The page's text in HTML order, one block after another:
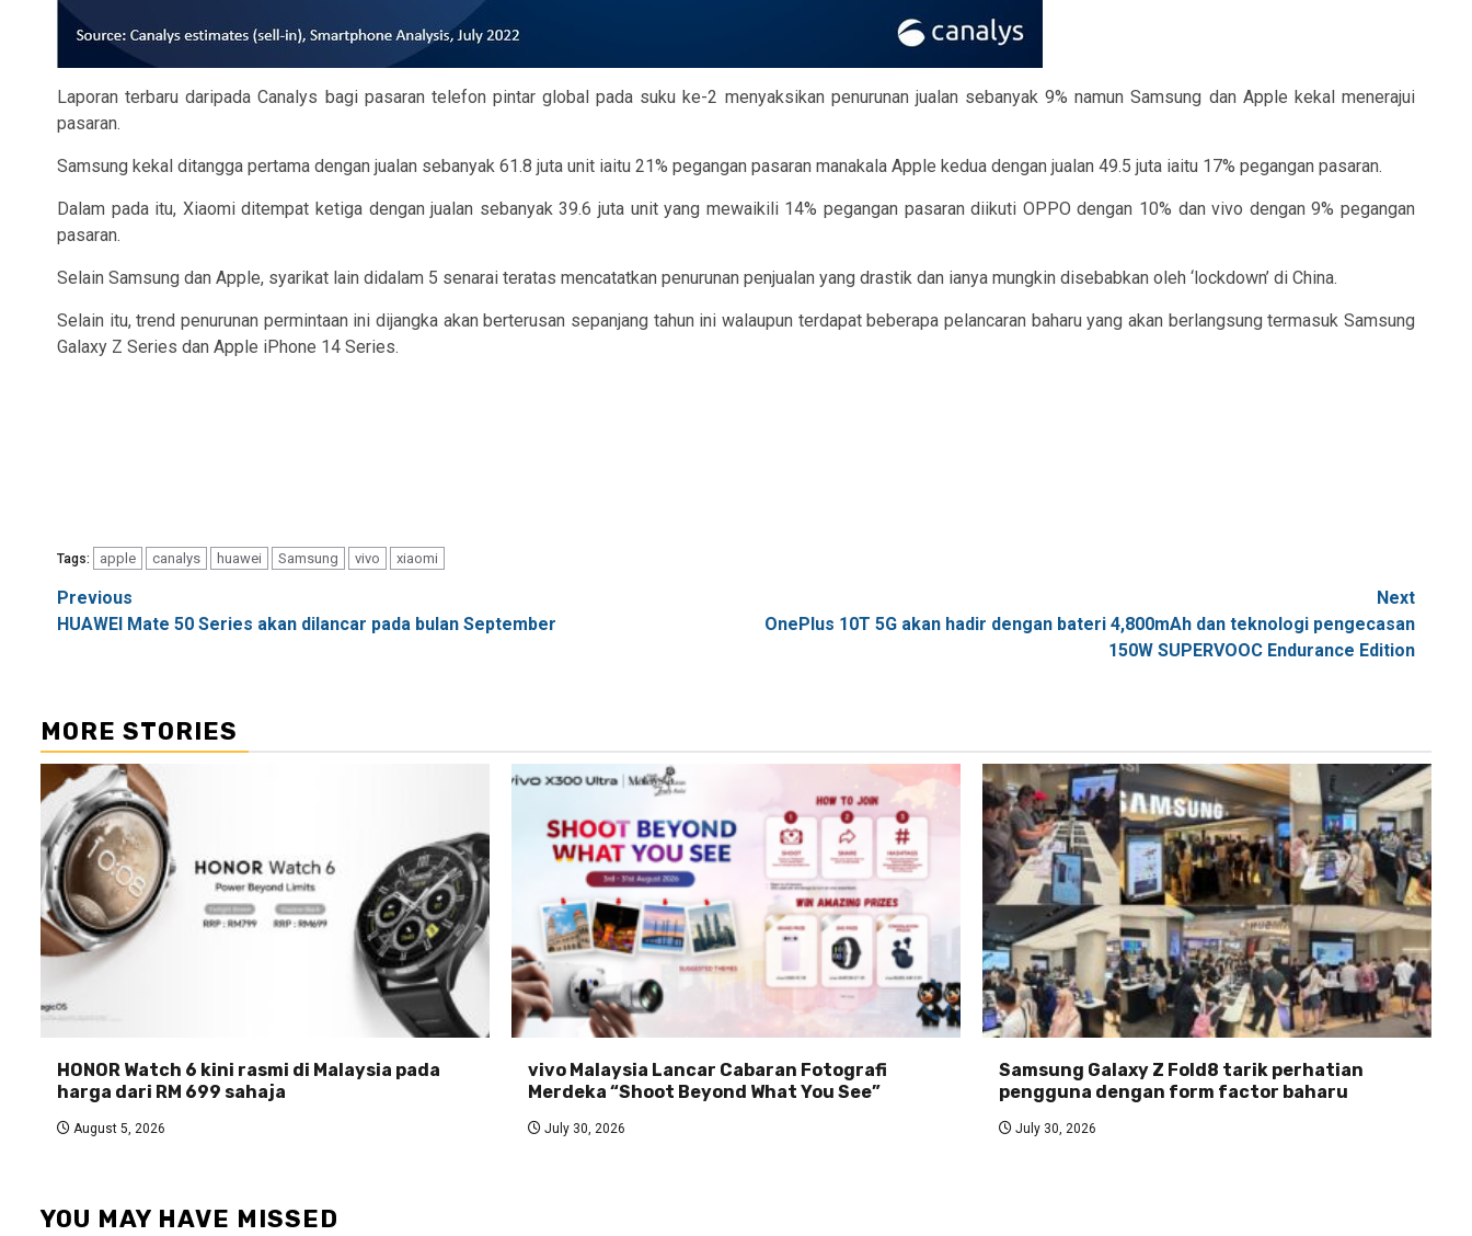
Laporan terbaru daripada Canalys bagi pasaran telefon pintar global pada suku ke-2 menyaksikan penurunan jualan sebanyak 9% namun Samsung dan Apple kekal menerajui
pasaran.
Samsung kekal ditangga pertama dengan jualan sebanyak 61.8 juta unit iaitu 21% pegangan pasaran manakala Apple kedua dengan jualan 49.5 juta iaitu 17% pegangan pasaran.
Dalam pada itu, Xiaomi ditempat ketiga dengan jualan sebanyak 39.6 juta unit yang mewaikili 14% pegangan pasaran diikuti OPPO dengan 10% dan vivo dengan 9% pegangan
pasaran.
Selain Samsung dan Apple, syarikat lain didalam 5 senarai teratas mencatatkan penurunan penjualan yang drastik dan ianya mungkin disebabkan oleh ‘lockdown’ di China.
Selain itu, trend penurunan permintaan ini dijangka akan berterusan sepanjang tahun ini walaupun terdapat beberapa pelancaran baharu yang akan berlangsung termasuk Samsung
Galaxy Z Series dan Apple iPhone 14 Series.
Tags: apple canalys huawei Samsung vivo xiaomi
Post
navigation
Previous
HUAWEI Mate 50 Series akan dilancar pada bulan September
Next
OnePlus 10T 5G akan hadir dengan bateri 4,800mAh dan teknologi pengecasan
150W SUPERVOOC Endurance Edition
MORE STORIES
HONOR Watch 6 kini rasmi di Malaysia pada
harga dari RM 699 sahaja
August 5, 2026
vivo Malaysia Lancar Cabaran Fotografi
Merdeka “Shoot Beyond What You See”
July 30, 2026
Samsung Galaxy Z Fold8 tarik perhatian
pengguna dengan form factor baharu
July 30, 2026
YOU MAY HAVE MISSED